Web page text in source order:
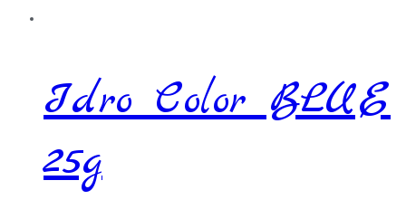
Idro Color BLUE
25g